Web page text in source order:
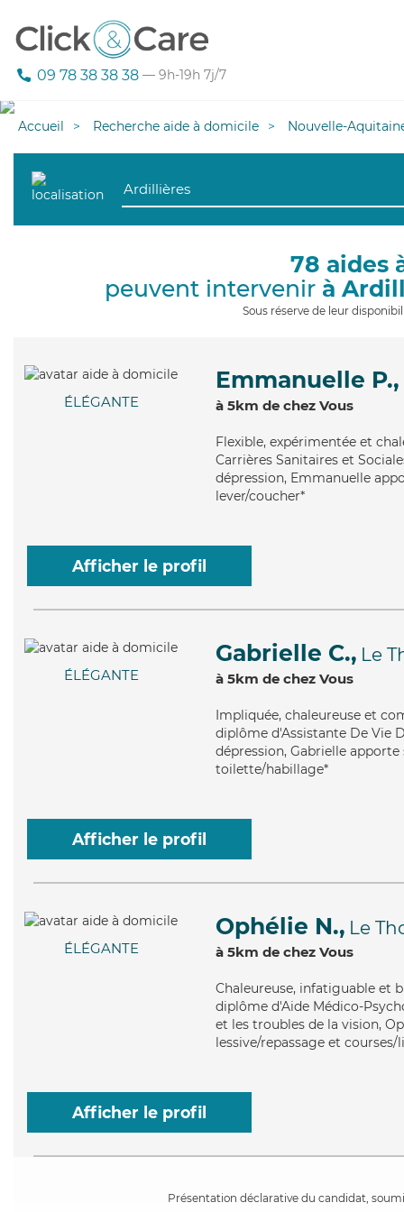
09 78 38 38 38 — 9h-19h 7j/7
Accueil Recherche aide à domicile Nouvelle-
78 aides
peuvent intervenir à
Sous réserve de leur
ÉLÉGANTE
Emmanuelle P.,
à 5km de chez Vous
Flexible, expérimentée et
Carrières Sanitaires et
dépression, Emmanuelle
lever/coucher*
Afficher le profil
ÉLÉGANTE
Gabrielle C., Le
à 5km de chez Vous
Impliquée, chaleureuse et
diplôme d'Assistante De Vie
dépression, Gabrielle apporte
toilette/habillage*
Afficher le profil
ÉLÉGANTE
Ophélie N., Le
à 5km de chez Vous
Chaleureuse, infatiguable et
diplôme d'Aide Médico-
et les troubles de la vision,
lessive/repassage et courses/
Afficher le profil
Présentation déclarative du candidat,